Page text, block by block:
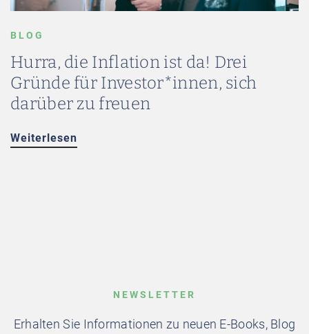
BLOG
Hurra, die Inflation ist da! Drei
Gründe für Investor*innen, sich
darüber zu freuen
Weiterlesen
NEWSLETTER
Erhalten Sie Informationen zu neuen E-Books, Blog